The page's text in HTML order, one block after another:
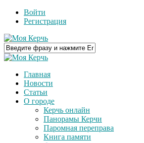
Войти
Регистрация
Главная
Новости
Статьи
О городе
Керчь онлайн
Панорамы Керчи
Паромная переправа
Книга памяти